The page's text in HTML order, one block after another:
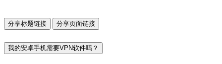
分享标题链接 分享页面链接
我的安卓手机需要VPN软件吗？